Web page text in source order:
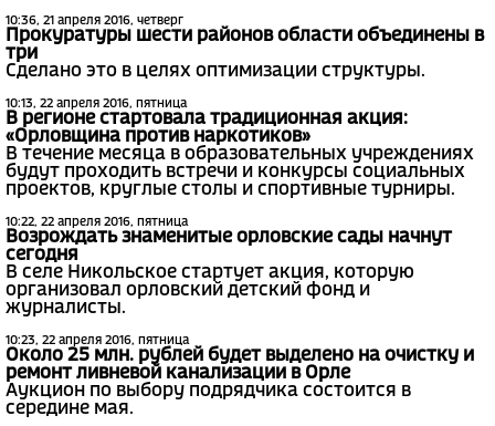
10:36, 21 апреля 2016, четверг
Прокуратуры шести районов области объединены в
три
Сделано это в целях оптимизации структуры.
10:13, 22 апреля 2016, пятница
В регионе стартовала традиционная акция:
«Орловщина против наркотиков»
В течение месяца в образовательных учреждениях
будут проходить встречи и конкурсы социальных
проектов, круглые столы и спортивные турниры.
10:22, 22 апреля 2016, пятница
Возрождать знаменитые орловские сады начнут
сегодня
В селе Никольское стартует акция, которую
организовал орловский детский фонд и
журналисты.
10:23, 22 апреля 2016, пятница
Около 25 млн. рублей будет выделено на очистку и
ремонт ливневой канализации в Орле
Аукцион по выбору подрядчика состоится в
середине мая.